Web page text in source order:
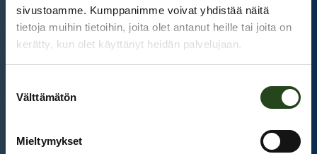
sivustoamme. Kumppanimme voivat yhdistää näitä
tietoja muihin tietoihin, joita olet antanut heille tai joita on
kerätty, kun olet käyttänyt heidän palvelujaan.
valinta
Välttämätön
Mieltymykset
Kauppakeskus Grani
Et ole kirjautunut sisään.